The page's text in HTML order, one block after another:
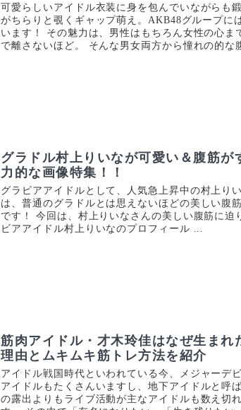
可愛らしいアイドル衣装に身を包んでいながらも
がちらりと覗くギャップ萌え。AKB48グループに
います！ その魅力は、男性はもちろん女性の心ま
で離さないほど。 そんな男女両方から憧れの的な
グラドル村上りいなが可愛い＆腹筋が
力的な画像特集！！
グラビアアイドルとして、人気急上昇中の村上り
は、普通のグラドルとは思えないほどの美しい腹
です！ 今回は、村上りいなさんの美しい腹筋に迫
ビアアイドル村上りいなのプロフィール ...
筋肉アイドル・才木玲佳はなぜ生まれ
理由とムキムキ筋トレ方法を紹介
アイドル戦国時代といわれている今、メジャーデ
アイドルもたくさんいますし、地下アイドルと呼
の露出よりもライブ活動が主なアイドルも数え切